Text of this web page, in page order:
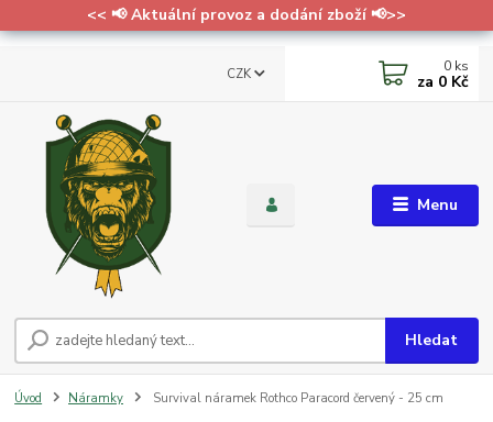
<< 📢 Aktuální provoz a dodání zboží 📢>>
Menu
CZK
Hledat
0 ks
za 0 Kč
Úvod Náramky Survival náramek Rothco Paracord červený - 25 cm